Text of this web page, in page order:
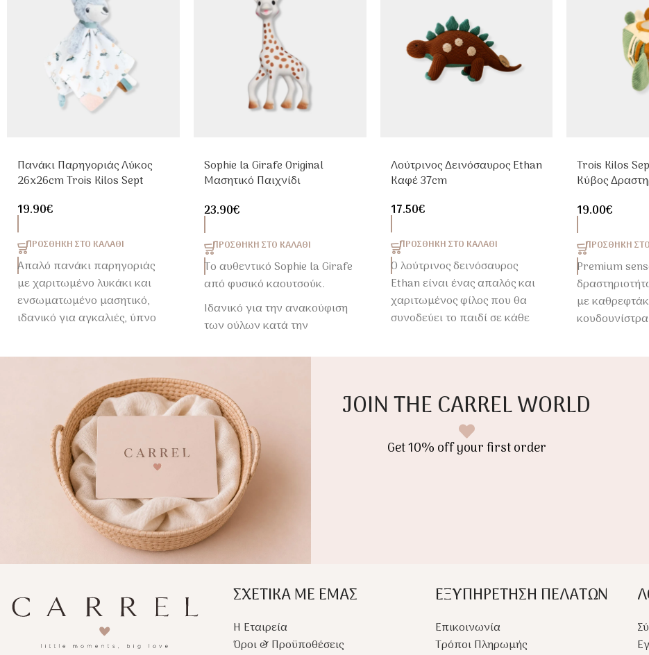
Πανάκι Παρηγοριάς Λύκος
26x26cm Trois Kilos Sept
19.90€
ΠΡΟΣΘΉΚΗ ΣΤΟ ΚΑΛΆΘΙ
Απαλό πανάκι παρηγοριάς
με χαριτωμένο λυκάκι και
ενσωματωμένο μασητικό,
ιδανικό για αγκαλιές, ύπνο
οδοντοφυΐα.
Ένας γλυκός σύντροφος που
χαρίζει ασφάλεια και ηρεμία
στο μωρό από τις πρώτες
ημέρες.
Sophie la Girafe Original
Μασητικό Παιχνίδι
Καουτσούκ
23.90€
ΠΡΟΣΘΉΚΗ ΣΤΟ ΚΑΛΆΘΙ
Το αυθεντικό Sophie la Girafe
από φυσικό καουτσούκ.
Ιδανικό για την ανακούφιση
των ούλων κατά την
αισθητηριακή ανάπτυξη του
Λούτρινος Δεινόσαυρος Ethan
Καφέ 37cm
17.50€
ΠΡΟΣΘΉΚΗ ΣΤΟ ΚΑΛΆΘΙ
Ο λούτρινος δεινόσαυρος
Ethan είναι ένας απαλός και
χαριτωμένος φίλος που θα
συνοδεύει το παιδί σε κάθε
για αγκαλιές, παιχνίδι και
διακόσμηση παιδικού
Trois Kilos
Κύβος
19.00€
ΠΡΟΣΘΉΚΗ
Premium
με
JOIN THE CARREL WORLD
Get 10% off your first order
ΣΧΕΤΙΚΑ ΜΕ ΕΜΑΣ
Η Εταιρεία
Όροι & Προϋποθέσεις
ΕΞΥΠΗΡΕΤΗΣΗ ΠΕΛΑΤΩΝ
Επικοινωνία
Τρόποι Πληρωμής